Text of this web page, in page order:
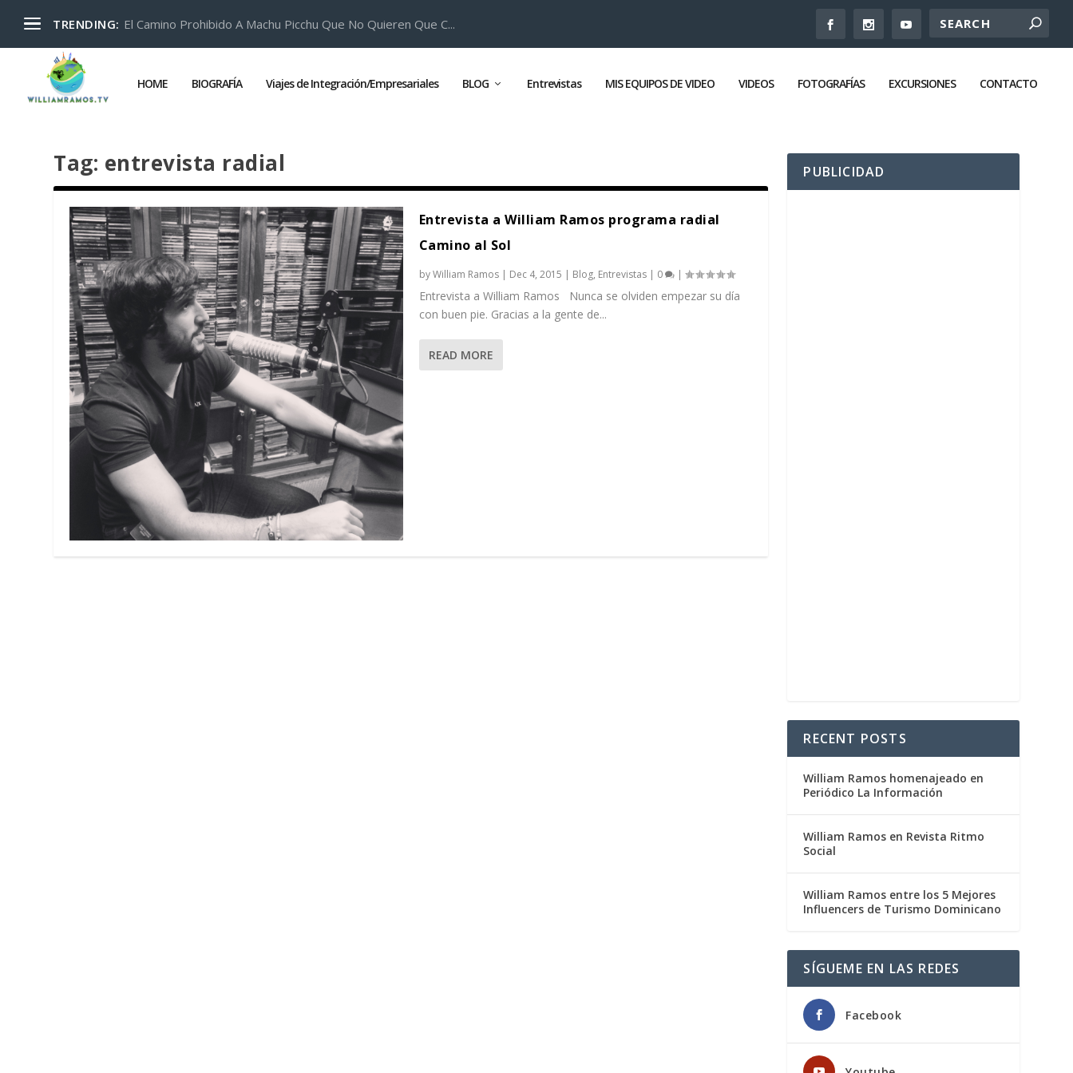
TRENDING: El Camino Prohibido A Machu Picchu Que No Quieren Que C...
HOME BIOGRAFÍA Viajes de Integración/Empresariales BLOG Entrevistas MIS EQUIPOS DE VIDEO VIDEOS FOTOGRAFÍAS EXCURSIONES CONTACTO
Tag: entrevista radial
Entrevista a William Ramos programa radial
Camino al Sol
byWilliam Ramos| Dec 4, 2015 | Blog, Entrevistas| 0 |
Entrevista a William Ramos Nunca se olviden empezar su día
con buen pie. Gracias a la gente de...
READ MORE
PUBLICIDAD
RECENT POSTS
William Ramos homenajeado en
Periódico La Información
William Ramos en Revista Ritmo
Social
William Ramos entre los 5 Mejores
Influencers de Turismo Dominicano
SÍGUEME EN LAS REDES
Facebook